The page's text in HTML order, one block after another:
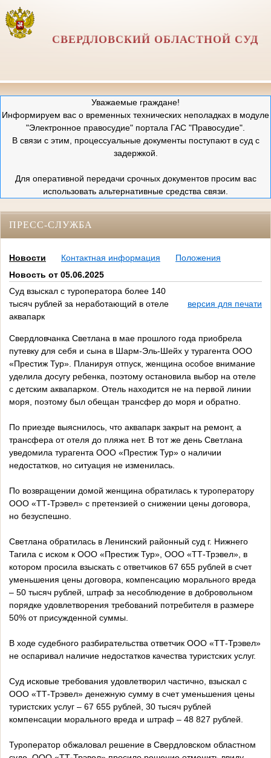
СВЕРДЛОВСКИЙ ОБЛАСТНОЙ СУД
Уважаемые граждане!
Информируем вас о временных технических неполадках в модуле
"Электронное правосудие" портала ГАС "Правосудие".
В связи с этим, процессуальные документы поступают в суд с
задержкой.
Для оперативной передачи срочных документов просим вас
использовать альтернативные средства связи.
ПРЕСС-СЛУЖБА
Новости Контактная информация
Положения
Новость от 05.06.2025
Суд взыскал с туроператора более 140
тысяч рублей за неработающий в отеле
аквапарк
версия для печати
Свердловчанка Светлана в мае прошлого года приобрела
путевку для себя и сына в Шарм-Эль-Шейх у турагента ООО
«Престиж Тур». Планируя отпуск, женщина особое внимание
уделила досугу ребенка, поэтому остановила выбор на отеле
с детским аквапарком. Отель находится не на первой линии
моря, поэтому был обещан трансфер до моря и обратно.
По приезде выяснилось, что аквапарк закрыт на ремонт, а
трансфера от отеля до пляжа нет. В тот же день Светлана
уведомила турагента ООО «Престиж Тур» о наличии
недостатков, но ситуация не изменилась.
По возвращении домой женщина обратилась к туроператору
ООО «ТТ-Трэвел» с претензией о снижении цены договора,
но безуспешно.
Светлана обратилась в Ленинский районный суд г. Нижнего
Тагила с иском к ООО «Престиж Тур», ООО «ТТ-Трэвел», в
котором просила взыскать с ответчиков 67 655 рублей в счет
уменьшения цены договора, компенсацию морального вреда
– 50 тысяч рублей, штраф за несоблюдение в добровольном
порядке удовлетворения требований потребителя в размере
50% от присужденной суммы.
В ходе судебного разбирательства ответчик ООО «ТТ-Трэвел»
не оспаривал наличие недостатков качества туристских услуг.
Суд исковые требования удовлетворил частично, взыскал с
ООО «ТТ-Трэвел» денежную сумму в счет уменьшения цены
туристских услуг – 67 655 рублей, 30 тысяч рублей
компенсации морального вреда и штраф – 48 827 рублей.
Туроператор обжаловал решение в Свердловском областном